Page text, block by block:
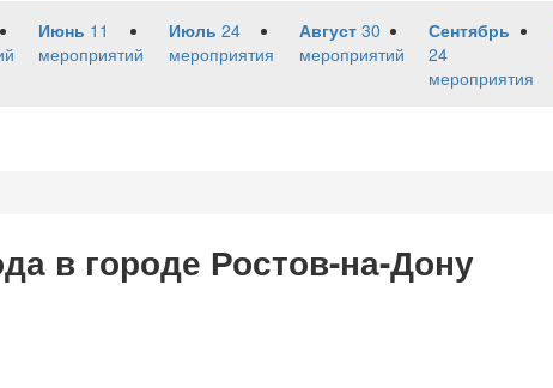
Июнь 11
мероприятий
Июль 24
мероприятия
Август 30
мероприятий
Сентябрь
24
мероприятия
в городе Ростов-на-Дону